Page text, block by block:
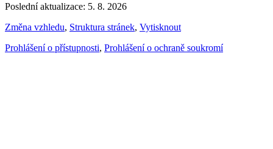
Poslední aktualizace: 5. 8. 2026
Změna vzhledu, Struktura stránek, Vytisknout
Prohlášení o přístupnosti, Prohlášení o ochraně soukromí